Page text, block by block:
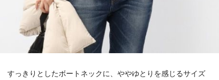
すっきりとしたボートネックに、ややゆとりを感じるサイズ